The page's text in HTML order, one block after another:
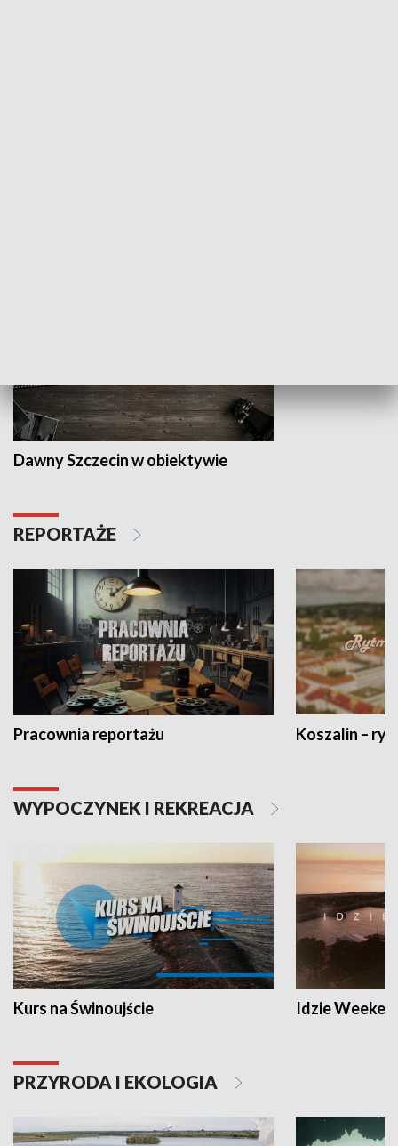
Dawny Szczecin w obiektywie
REPORTAŻE
Pracownia reportażu Koszalin –
WYPOCZYNEK I REKREACJA
Kurs na Świnoujście Idzie
PRZYRODA I EKOLOGIA